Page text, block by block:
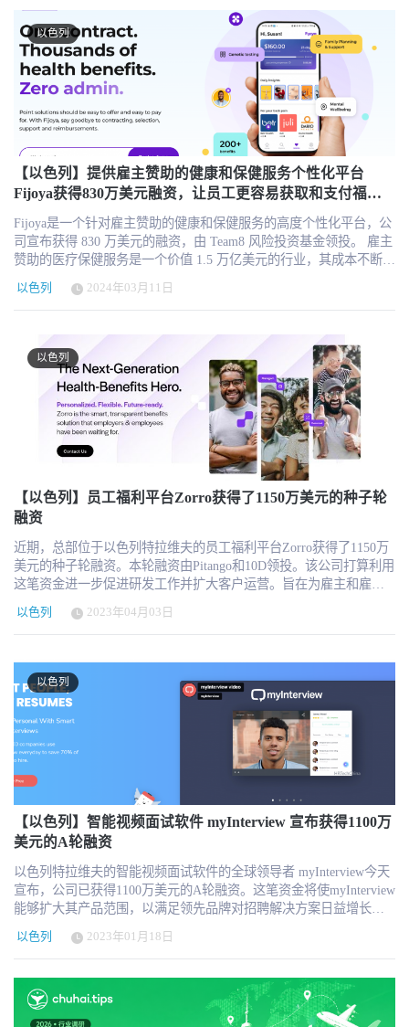
开始就针对这一需求进行设计。 NewCore 的构建成果 NewCore 是一
个统一平台，能够发现、保护并管理现代企业中的所有身份——无
论人类还是智能代理。它从零开始构建，旨在降低风险而非仅仅管
理访问权限，从而消除了先前架构因设计缺陷而留下的各类安全漏
洞。 消除身份识别的单点漏洞。安全分拆密钥（SSK）消除了
SAML 和 OIDC 签名基础设施中的单点故障，从而杜绝了导致历史
上一些最大规模身份泄露事件的攻击类型（如“黄金 SAML”、中间
人攻击、会话窃取、令牌重放以及身份供应商供应链风险）。 开创
安全代理式身份认证。AI 代理是具有独立生命周期、信任评分和撤
销路径的一等身份实体，而非伪装的服务账户。代理治理是平台的
核心设计约束，而非附加功能。NewCore 还提供了一项“代理技能”
（Agentic Skill）：这是一个面向所有主流编码代理（包括 Claude
Code、Codex 和 Cursor）的集成包，使它们能够作为“第一类实体”在
企业信任图中进行身份验证并运行，从而在现代企业中一些要求最
严苛的生产场景中实现安全的代理访问。 淘汰易受钓鱼攻击的身份
验证因素。VisualMFA 将用户验证转变为一种带外、可视化可验证的
易受钓鱼攻击的身份验证因素。 发现每一个身份。NewCore 持续发
现并映射企业中的每一个身份（包括人类和代理），涵盖传统平台
无法察觉的影子账户、弃用凭证以及不受管控的代理。看不见的东
西，就无法保障安全。 开创代理迁移模式。客户可通过代理驱动的
共存模型在数小时内迁移至该平台，该模型保留了现有的联合身份
和策略：实现干净、零停机时间的切换，不会对用户或应用程序造
成任何干扰。 该平台专为代理身份数量比人类身份多两个数量级或
以上的环境而设计。对于现代身份管理而言，真正的衡量标准并非
正常运行时间或配置速度，而是从企业中消除的风险总量。 领导团
队 NewCore 由经验丰富的网络安全专业人士创立，他们不仅拥有深
厚的技术专长，还拥有成功构建企业的卓越记录： Zohar Alon，联
合创始人兼首席执行官，曾三次创办网络安全公司，在该行业拥有
近 30 年的从业经验。在职业生涯早期，他曾开发了 Check Point 的
基础企业级产品之一 Provider-1，随后创立并领导了 Dome9，该公司
术官，Nym Health创始人，应用人工智能领域的先驱，曾任以色列
精英信号情报单位“8200部队”的研究负责人，同时也是一位资深的进
Mobile USA和Telstra的首席信息官，在两家全球最大的电信运营商中
积累了深厚的企业运营经验。 在他们的领导下，公司规模已扩展至
特拉维夫和美国两地共计50多名员工。 来自创始人、投资者和分析
师的评价 “身份认证体系已然失效，却已成为现代企业的控制平面。
我们打造 NewCore 是为了适应当今真实存在的劳动力——由人类、
机器和智能代理共同组成的劳动力——并且从第一天起就秉持‘安全
第一’的原则。我们的目标并非仅仅是更好地管理身份，而是要消除
行业和我们的客户长期以来不得不忍受的各类风险。” —— Zohar
Alon，NewCore 联合创始人兼首席执行官 “过去的身份认证平台是为
一个截然不同的世界而构建的。人工智能代理正在重塑劳动力结
构，这需要全新的架构，而非又一层补丁。Zohar 和他的联合创始人
团队为人类、机器和代理共存的世界，从零开始重构了身份认证体
系。” ——Shardul Shah，Index Ventures 合伙人 “NewCore 的突出之
处在于，安全并非功能层，而是基础。平台级别的分键架构和抗钓
鱼多因素认证（MFA），彻底改变了首席信息安全官（CISO）在身
份风险方面的讨论方式。” ——劳伦斯·平格里（Lawrence
Pingree），软件分析师网络安全研究公司（SACR）数据安全与人工
智能研究主管 可用性 NewCore 现已面向企业客户开放。该公司将于
2026 年 6 月 15 日至 18 日在拉斯维加斯举办的 Identiverse 大会上展
示该平台。 关于 NewCore NewCore 是面向“智能体时代”的安全优先
械制造领域 CAD/CAM 的 "代理式物理人工智能" 平台 Limitless
Labs（前身为 LimitlessCNC）宣布完成 2000 万美元 A 轮融资。本轮
由戴尔科技资本（Dell Technologies Capital）和 Square Peg 联合领
投，Grove Ventures、Meron Capital 及 Kinetica 跟投。 新一轮融资将
用于组建美国商业团队、推动物理 AI 基础模型向闭环数控自动化演
进、扩展 CAM Agent 产品线。公司计划扩建特拉维夫深科技研发实
验室，未来 12 个月员工规模预计翻倍。Limitless Labs 还将出席底特
律 "Reindustrialize 2026" 大会，参与推动美国制造业复兴。 客户落
地验证 自结束隐身运营以来，Limitless Labs 已从初期试点扩展至
Blue Origin（蓝色起源）、凯迪拉克 F1 车队、山特维克、伊斯卡
（Iscar）等标杆客户的全面生产部署，覆盖航空航天、国防、赛
达 50%。平台符合《国际武器贸易条例》（ITAR）要求，可在 AWS
GovCloud 部署，满足最严苛的行业安全监管标准。 行业人才危机
随着复杂高精度零部件需求增长，制造业正面临严峻的人才与知识
传承危机。美国制造业劳动力近四分之一年龄在 55 岁及以上，97%
领域的零部件编程，至今仍高度依赖手工操作、隐性知识和资深工
程师多年积累的宝贵经验。 产品核心理念 “制造业不仅需要更多的
自动化，更需要一种更好的方式来捕捉并推广那些仍存在于相对少
数经验丰富的机床操作员脑海中的专业知识，”Limitless Labs联合创
始人兼首席执行官David Priev表示。“我们创建 Limitless Labs 的初
衷，是使其能够与制造商现有的 CAD/CAM 系统无缝集成，帮助团
队标准化最佳实践、消除编程瓶颈，并让资深编程人员在不放弃控
制权的前提下，专注于最艰巨的工作。我们相信，下一代主要的人
工智能平台将专为物理世界打造，而这一切始于为制造商提供一种
方法，使其能够将最佳知识推广应用到每一个新零件和每一位新工
程师身上。” 技术方案与价值 该平台的核心是公司的“物理AI基础模
型”，其训练数据并非基于文本或通用代码，而是基于金属切削的物
理原理、CAD几何形状以及真实机床的操作限制。该模型驱动着
Limitless Labs的CAM代理，目前该代理可在Mastercam、NX和Creo等
平台内运行。基于CAD文件，CAM Agent能够识别特征、推荐刀
具、排序操作、生成刀具路径，并协助生成可直接用于车间的程
字工作流，迈入了精密制造的物理世界，”戴尔科技资本（Dell
Technologies Capital）董事总经理Yair Snir表示。“他们独特的基础模
型以及生产部署的水准，让我们确信这支团队正在构建制造业人工
智能的标志性平台。” “十八个月前，我们支持了 Limitless Labs 的愿
景，即代理式人工智能能够改变工厂车间，”Grove Ventures 普通合
伙人兼 SolarEdge 联合创始人 Lior Handelsman 表示。“自那时以来，
该团队取得的成就超出了预期。他们将深层技术创新与实用软件相
结合，这种方式有望重塑全球关键零部件的制造方式。” 关于
Limitless Labs Limitless Labs（前身为 LimitlessCNC）是全球首个面
向机械零件制造领域 CAD/CAM 的“代理式物理人工智能”平台的开
发者。其“物理人工智能基础模型”驱动着一个智能代理，该代理可帮
助在工程师现有的 CAM 系统（包括西门子 NX CAM、Mastercam 和
PTC Creo）内实现 CNC 编程自动化。该平台部署于云端、私有 VPC
及 AWS GovCloud 环境中，并全面支持 ITAR 合规要求。该公司由
特拉维夫，目前正在美国拓展商业版图。迄今为止，该公司已从戴
尔科技资本（Dell Technologies Capital）、Square Peg、Grove
Ventures、Meron Capital 和 Kinetica 处筹集了 2730 万美元。
以色列
【以色列】提供雇主赞助的健康和保健服务个性化平台
Fijoya获得830万美元融资，让员工更容易获取和支付福利
Fijoya是一个针对雇主赞助的健康和保健服务的高度个性化平台，公
司宣布获得 830 万美元的融资，由 Team8 风险投资基金领投。 雇主
赞助的医疗保健服务是一个价值 1.5 万亿美元的行业，其成本不断攀
升、行政负担过重、福利利用率低。Fijoya 在金融科技和医疗保健的
交叉点上开展业务，为雇主提供了一种简化、便捷、经济高效的方
式，以提供更灵活的医疗福利。 Fijoya 的综合平台只需签订一份按
使用付费的合同，就能让雇主的员工方便地找到并无缝地支付符合
其需求的数千种健康和保健服务及产品。万事达卡已签约成为 Fijoya
平台在美国的支付合作伙伴，凭借其数十年来为支付方和提供方提
供以医疗保健为重点的解决方案的经验，推动整个生态系统提高效
率和安全性。 鉴于雇主赞助医疗保健的广泛性，Fijoya 最初将重点
应对价值 320 亿美元的点解决方案供应商市场的挑战。雇主通过提
供点解决方案来扩大其医疗福利包，从而提高员工满意度并吸引新
的人才。在越来越多的定点解决方案中，人力资源和福利团队被繁
重的行政工作量、不同供应商之间昂贵的统一支付模式以及员工对
更灵活、更多样化的福利包的持续需求压得喘不过气来。 Fijoya 的
人工智能推荐引擎可从平台上成千上万的选项中为员工匹配所需的
台通过嵌入式按需雇主资助数字卡实现无缝支付，无需收据或报
销。 Fijoya 由首席执行官 Baruch Levy 和首席运营官 Sagi Polani 共
同创立。他们拥有 40 多年的医疗保健和创业经验。在共同创办
Fijoya 之前，Levy 是财富 500 强医疗器械公司百特国际公司
官。Polani 也是一位连续创业者和经验丰富的首席医疗官，拥有医学
博士和博士学位，在生物医学光学、基因组学、生物信息学和生物
制药领域拥有丰富的专业知识。 "Levy说："雇主赞助的医疗保健正
处于崩溃边缘，其复杂性和成本难以为继。"我们的目标是让雇主更
轻松地为员工提供最佳的健康体验--易于提供、查找和支付。这种健
康体验灵活、多样、个性化，就像他们所服务的人一样。 "Team8管
理合伙人Assaf Mischari表示："Fijoya提供了一个机会，通过优化医
疗保健的消费和支付方式，影响自保雇主所覆盖的1.6亿员工及其家
庭的生活。"这笔资金将使 Fijoya 能够扩展其平台产品，以实现改变
雇主赞助的医疗保健格局的广泛愿景。Fijoya是第一家与Team8风险
投资基金合作成立的数字医疗初创企业，我们对此感到无比自豪。
关于Fijoya Fijoya 是一家致力于解决这一问题的公司，它为雇主提
供了一种为员工提供更灵活健康福利的方式。Fijoya 符合 HIPAA 标
准并通过了 SOC-2 认证，是一个端到端的平台，可以让人们更方便
地获取和支付数千种健康和保健服务及产品。
以色列 2024年03月11日
以色列
【以色列】员工福利平台Zorro获得了1150万美元的种子轮
融资
近期，总部位于以色列特拉维夫的员工福利平台Zorro获得了1150万
美元的种子轮融资。本轮融资由Pitango和10D领投。该公司打算利用
这笔资金进一步促进研发工作并扩大客户运营。旨在为雇主和雇员
提供智能，透明的福利解决方案。 对于雇主和经纪人来说，福利具
有不可预测的成本，需要进行无休止的持续管理，并且几乎没有灵
活性。对于员工来说，组织提供的健康计划大多是僵化的，几乎没
工定制的健康福利。允许雇主为每位员工设定福利预算，.然后帮助
员工选择个性化最佳福利包。 选择Zorro平台具有以下优势： 成本
可预测性 摆脱不断上升的福利成本增长，重新控制预算。借助
Zorro，雇主可以为每位员工设定津贴金额，并保持费率的相对稳
定。 可操作性 Zorro帮助雇主决定津贴模式，然后从头到尾管理福
利流程。避免处理保险问题。 个性化定制 赋予员工权力，并为他们
提供选择和灵活性。Zorro认识到员工的多样性，并根据员工的个人
情况帮助其选择合适的福利包。 关于Zorro Zorro由Guy Ezekiel和
Maya Perl创立，Zorro能够分析雇主的福利目标，为每个员工或一组
员工提供可预测成本的福利津贴。它还提供了一个端到端的保险管
充当财务伴侣，分析员工的医疗保健需求、家庭情况、风险承受能
力和其他个人特征。然后，它会生成一个推荐的福利包，包括健康
保险、补充保险、专门的数字健康解决方案和其他财务增值服务。
以色列 2023年04月03日
以色列
【以色列】智能视频面试软件 myInterview 宣布获得1100万
美元的A轮融资
以色列特拉维夫的智能视频面试软件的全球领导者 myInterview今天
宣布，公司已获得1100万美元的A轮融资。这笔资金将使myInterview
能够扩大其产品范围，以满足领先品牌对招聘解决方案日益增长的
需求，帮助更好地吸引和聘用大规模的人才。 myInterview的A轮投
资由公司现有投资者Aleph和Entrée Capital以及新投资者Jesselson
Capital领投，SeedIL Ventures、Digital Horizon和Ocean Azul Partners
也参与其中。 myInterview平台已经帮助超过一万家公司通过利用智
能视频功能以更加个性化的方式与候选人建立联系，创造出更加以
人为本的候选人体验。myInterview的客户包括7-Eleven、Ocado、
以色列 2023年01月18日